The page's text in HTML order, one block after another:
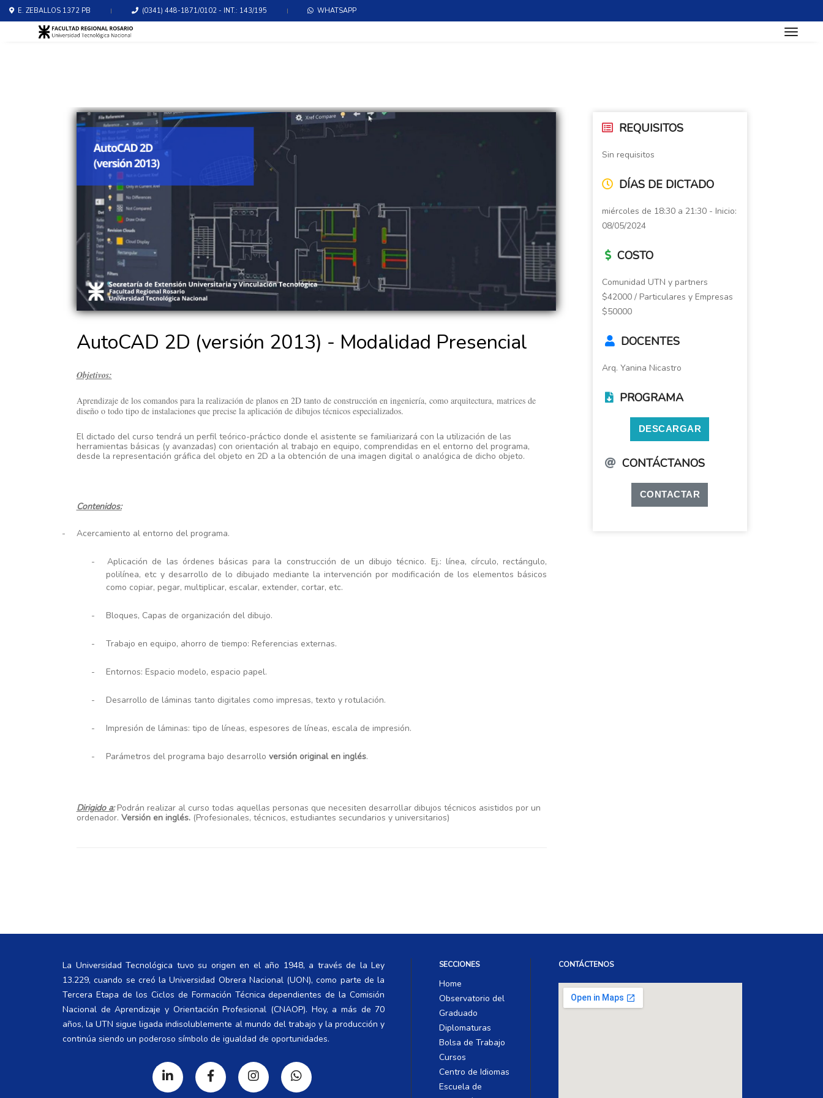
E. ZEBALLOS 1372 PB (0341) 448-1871/0102 - INT.: 143/195 WHATSAPP
AutoCAD 2D (versión 2013) - Modalidad Presencial
Objetivos:
Aprendizaje de los comandos para la realización de planos en 2D tanto de construcción en ingeniería, como arquitectura, matrices de
diseño o todo tipo de instalaciones que precise la aplicación de dibujos técnicos especializados.
El dictado del curso tendrá un perfil teórico-práctico donde el asistente se familiarizará con la utilización de las
herramientas básicas (y avanzadas) con orientación al trabajo en equipo, comprendidas en el entorno del programa,
desde la representación gráfica del objeto en 2D a la obtención de una imagen digital o analógica de dicho objeto.
Contenidos:
- Acercamiento al entorno del programa.
-
Aplicación de las órdenes básicas para la construcción de un dibujo técnico. Ej.: línea, círculo, rectángulo,
polilínea, etc y desarrollo de lo dibujado mediante la intervención por modificación de los elementos básicos
como copiar, pegar, multiplicar, escalar, extender, cortar, etc.
- Bloques, Capas de organización del dibujo.
- Trabajo en equipo, ahorro de tiempo: Referencias externas.
- Entornos: Espacio modelo, espacio papel.
- Desarrollo de láminas tanto digitales como impresas, texto y rotulación.
- Impresión de láminas: tipo de líneas, espesores de líneas, escala de impresión.
- Parámetros del programa bajo desarrollo versión original en inglés.
Dirigido a:Podrán realizar al curso todas aquellas personas que necesiten desarrollar dibujos técnicos asistidos por un
ordenador. Versión en inglés.(Profesionales, técnicos, estudiantes secundarios y universitarios)
REQUISITOS
Sin requisitos
DÍAS DE DICTADO
miércoles de 18:30 a 21:30 - Inicio:
08/05/2024
COSTO
Comunidad UTN y partners
$42000 / Particulares y Empresas
$50000
DOCENTES
Arq. Yanina Nicastro
PROGRAMA
DESCARGAR
CONTÁCTANOS
CONTACTAR
La Universidad Tecnológica tuvo su origen en el año 1948, a través de la Ley
13.229, cuando se creó la Universidad Obrera Nacional (UON), como parte de la
Tercera Etapa de los Ciclos de Formación Técnica dependientes de la Comisión
Nacional de Aprendizaje y Orientación Profesional (CNAOP). Hoy, a más de 70
años, la UTN sigue ligada indisolublemente al mundo del trabajo y la producción y
continúa siendo un poderoso símbolo de igualdad de oportunidades.
SECCIONES
Home
Observatorio del
Graduado
Diplomaturas
Bolsa de Trabajo
Cursos
Centro de Idiomas
Escuela de
CONTÁCTENOS